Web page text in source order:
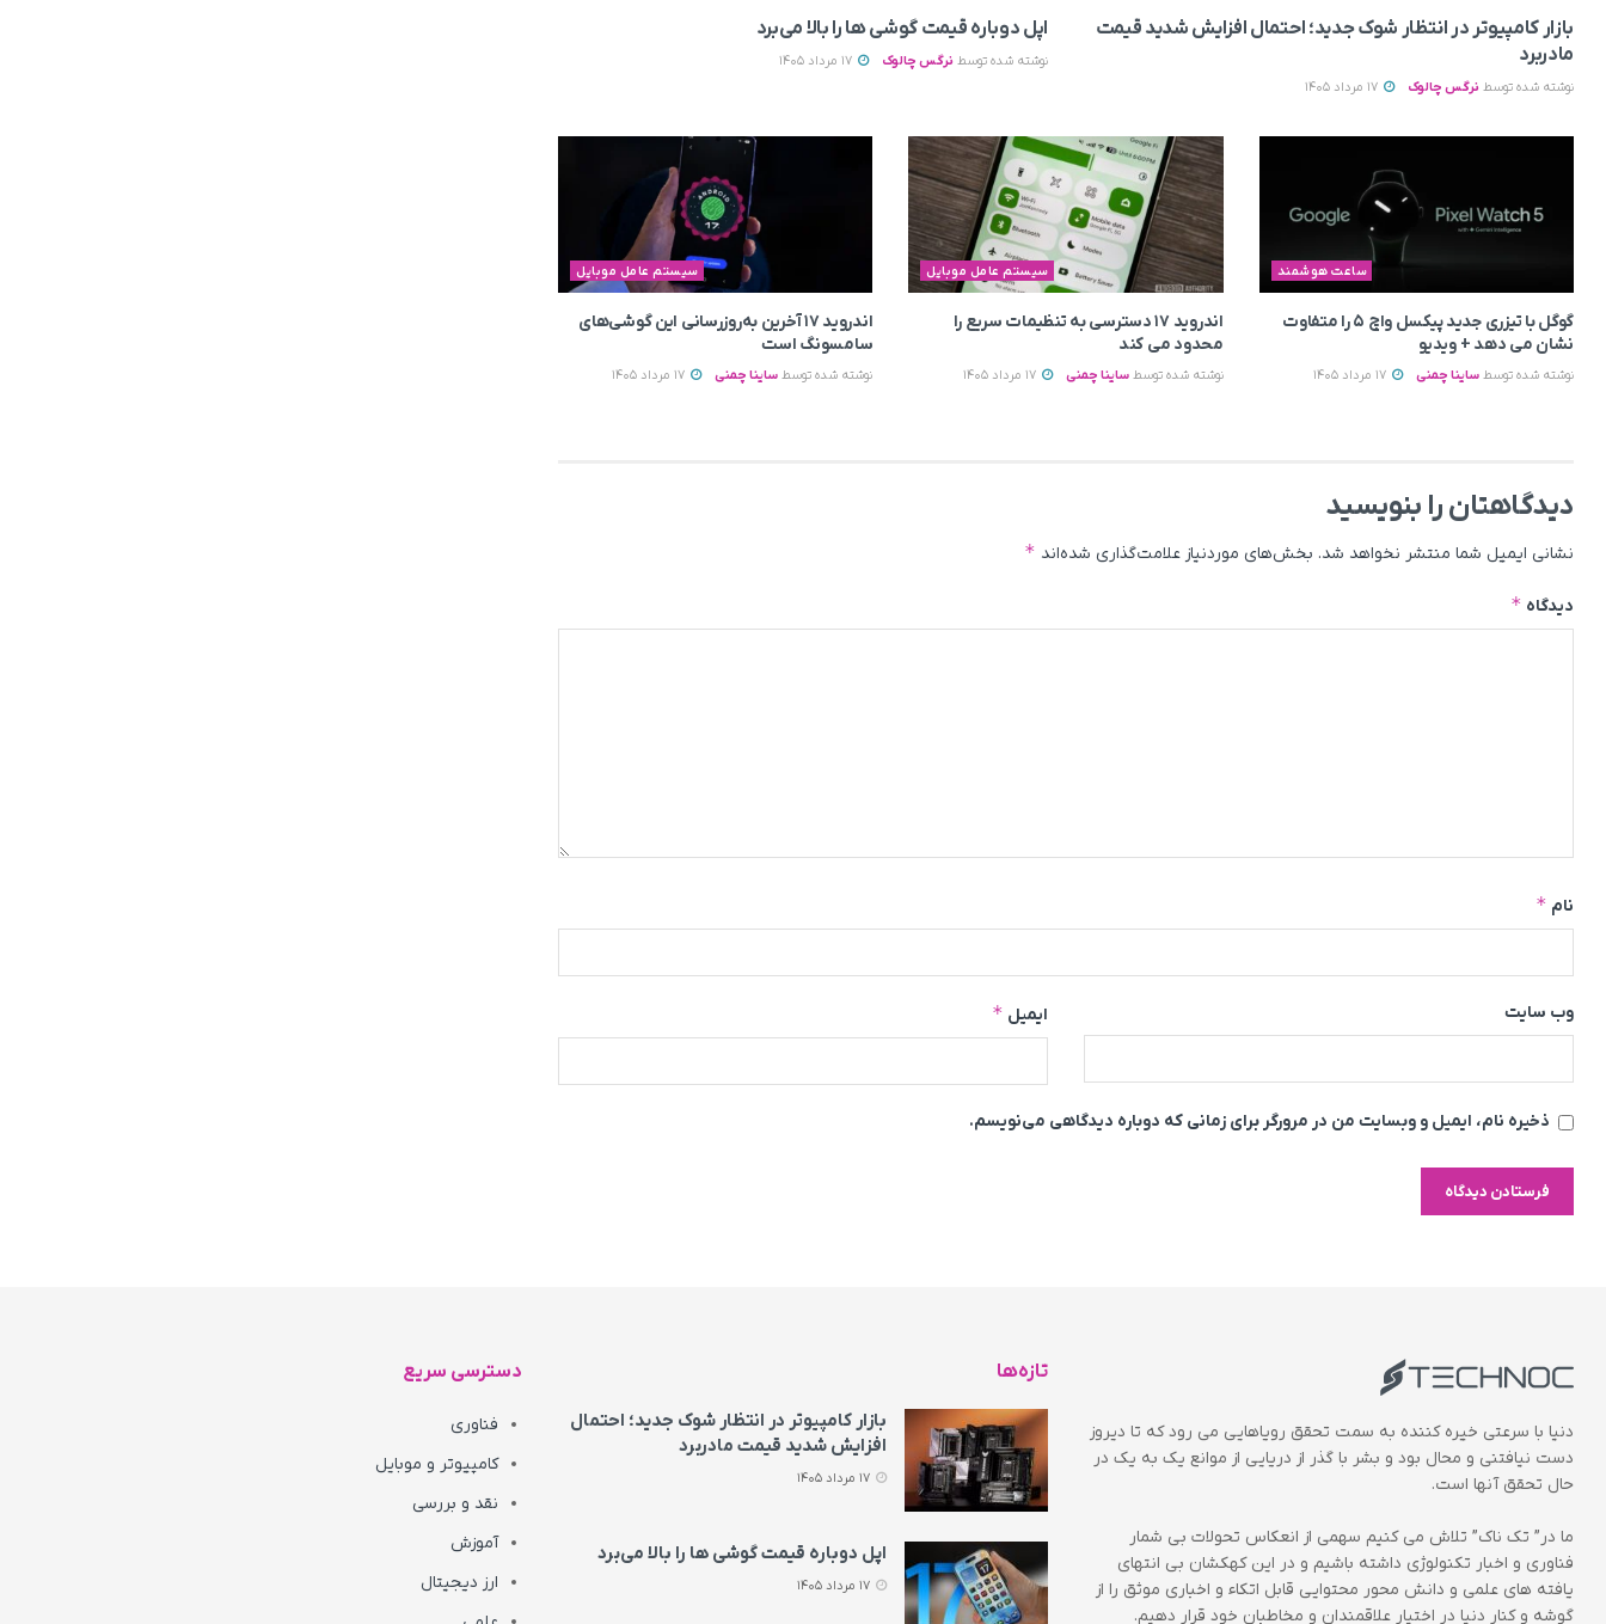
بازار کامپیوتر در انتظار شوک جدید؛ احتمال افزایش شدید قیمت
مادربرد
نوشته شده توسط نرگس چالوک
اپل دوباره قیمت‌ گوشی ها را بالا می‌برد
نوشته شده توسط نرگس چالوک
ساعت هوشمند
گوگل با تیزری جدید پیکسل واچ ۵ را متفاوت
نشان می‌ دهد + ویدیو
نوشته شده توسط ساینا چمنی
سیستم عامل موبایل
اندروید ۱۷ دسترسی به تنظیمات سریع را
محدود می‌ کند
نوشته شده توسط ساینا چمنی 17 مرداد 1405
سیستم عامل موبایل
اندروید ۱۷ آخرین به‌روزرسانی این گوشی‌های
سامسونگ است
نوشته شده توسط ساینا چمنی
دیدگاهتان را بنویسید
نشانی ایمیل شما منتشر نخواهد شد. بخش‌های موردنیاز علامت‌گذاری شده‌اند *
دیدگاه *
نام *
ایمیل * وب‌ سایت
ذخیره نام، ایمیل و وبسایت من در مرورگر برای زمانی که دوباره دیدگاهی می‌نویسم.
دنیا با سرعتی خیره کننده به سمت تحقق رویاهایی می رود که تا دیروز
دست نیافتنی و محال بود و بشر با گذر از دریایی از موانع یک به یک در
حال تحقق آنها است.
ما در” تک ناک” تلاش می کنیم سهمی از انعکاس تحولات بی شمار
فناوری و اخبار تکنولوژی داشته باشیم و در این کهکشان بی انتهای
یافته های علمی و دانش محور محتوایی قابل اتکاء و اخباری موثق را از
گوشه و کنار دنیا در اختیار علاقمندان و مخاطبان خود قرار دهیم.
تازه‌ها
بازار کامپیوتر در انتظار شوک جدید؛ احتمال
افزایش شدید قیمت مادربرد
اپل دوباره قیمت‌ گوشی ها را بالا می‌برد
دسترسی سریع
فناوری
کامپیوتر و موبایل
نقد و بررسی
آموزش
ارز دیجیتال